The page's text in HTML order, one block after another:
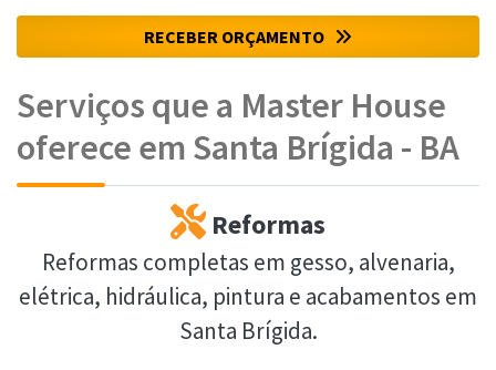
RECEBER ORÇAMENTO
Serviços que a Master House
oferece em Santa Brígida - BA
Reformas
Reformas completas em gesso, alvenaria,
elétrica, hidráulica, pintura e acabamentos em
Santa Brígida.